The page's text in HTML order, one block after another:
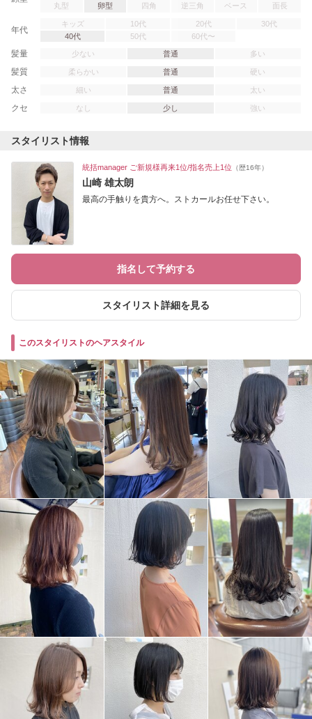
丸型 卵型 四角 逆三角 ベース 面長
年代
キッズ 10代 20代
30代
40代
50代 60代〜
髪量 少ない 普通 多い
髪質 柔らかい 普通 硬い
太さ 細い 普通 太い
クセ なし 少し 強い
スタイリスト情報
統括manager ご新規様再来1位/指名売上1位 （歴16年）
山崎 雄太朗
最高の手触りを貴方へ。ストカールお任せ下さい。
指名して予約する
スタイリスト詳細を見る
このスタイリストのヘアスタイル